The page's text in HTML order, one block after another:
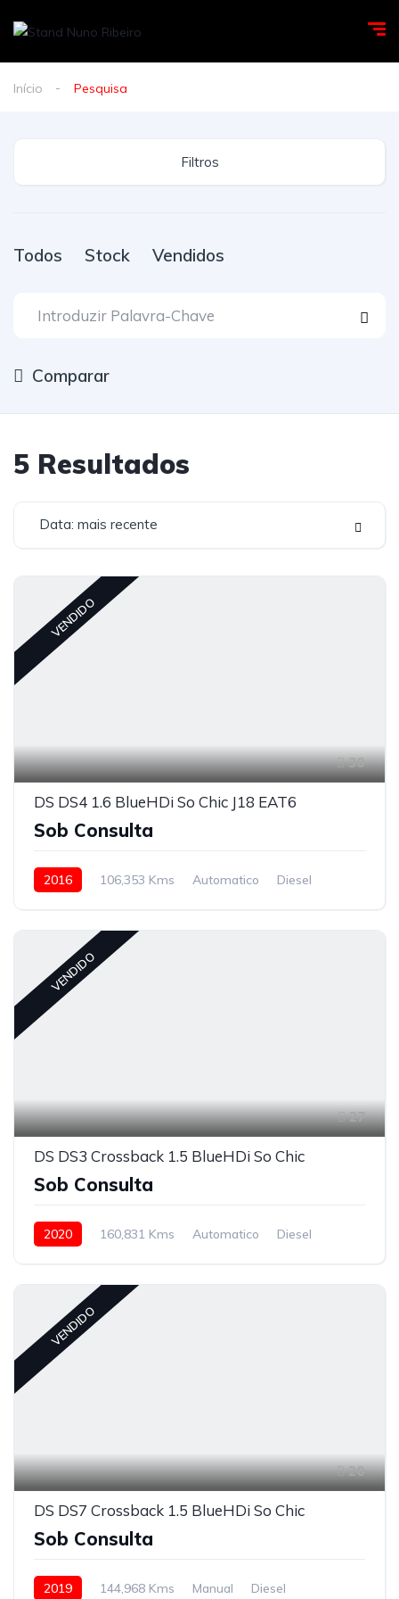
Início Pesquisa
Filtros
Todos Stock Vendidos
Comparar
5 Resultados
Data: mais recente
VENDIDO
30
DS DS4 1.6 BlueHDi So Chic J18 EAT6
Sob Consulta
2016 106,353 Kms Automatico Diesel
VENDIDO
27
DS DS3 Crossback 1.5 BlueHDi So Chic
Sob Consulta
2020 160,831 Kms Automatico Diesel
VENDIDO
20
DS DS7 Crossback 1.5 BlueHDi So Chic
Sob Consulta
2019 144,968 Kms Manual Diesel